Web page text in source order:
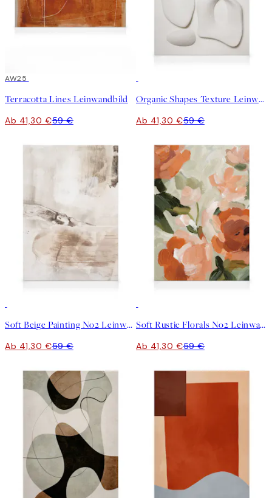
30%*
AW25
Terracotta Lines Leinwandbild
Ab 41,30 €59 €
Organic Shapes Texture Leinwandbild
Ab 41,30 €59 €
Soft Beige Painting No2 Leinwandbild
Ab 41,30 €59 €
Soft Rustic Florals No2 Leinwandbild
Ab 41,30 €59 €